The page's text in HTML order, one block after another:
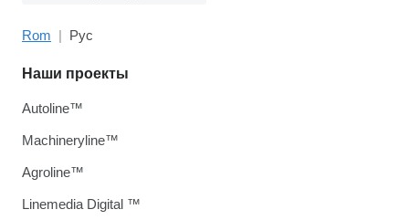
Rom Рус
Наши проекты
Autoline™
Machineryline™
Agroline™
Linemedia Digital ™